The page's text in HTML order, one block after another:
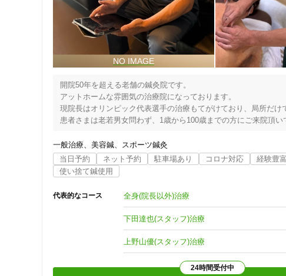
開院50年を超える老舗の鍼灸院です。
アットホームな雰囲気の治療院になっております。
現院長はオリンピック代表選手の治療もてがけており、局所だけ
患者さまは老若男女問わず、1歳から100歳までの方にご来院頂い
駐車場🅿️も2台完備しております。場所は、170号線沿い、高槻
ームページよりご確認ください。
阪急高槻市駅より徒歩7分、JR高槻駅より徒歩13分。京阪バス松
一般治療 美容鍼
スポーツ鍼灸
当日予約
ネット予約 駐車場あり コロナ対応 経験豊
使い捨て鍼使用
代表的なコース 全身(院長以外)治療
下田達也(スタッフ)治療
上野山優(スタッフ)治療
24時間受付中